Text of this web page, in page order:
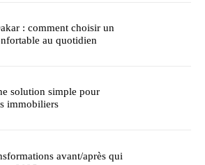
: comment choisir un
au quotidien
solution simple pour
immobiliers
avant/après qui